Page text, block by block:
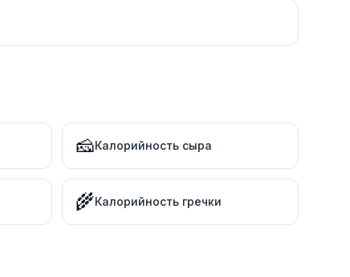
🧀Калорийность сыра
🌾Калорийность гречки